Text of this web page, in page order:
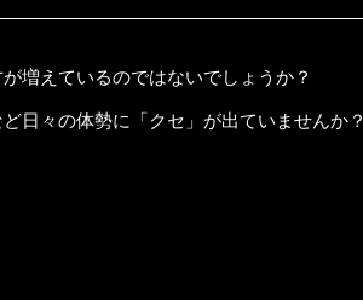
増えているのではないでしょうか？
日々の体勢に「クセ」が出ていませんか？